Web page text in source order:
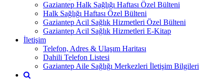
Gaziantep Halk Sağlığı Haftası Özel Bülteni
Halk Sağlığı Haftası Özel Bülteni
Gaziantep Acil Sağlık Hizmetleri Özel Bülteni
Gaziantep Acil Sağlık Hizmetleri E-Kitap
İletişim
Telefon, Adres & Ulaşım Haritası
Dahili Telefon Listesi
Gaziantep Aile Sağlığı Merkezleri İletişim Bilgileri